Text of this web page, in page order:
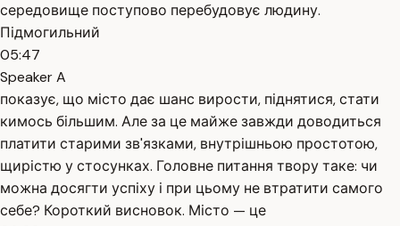
середовище поступово перебудовує людину.
Підмогильний
05:47
Speaker A
показує, що місто дає шанс вирости, піднятися, стати
кимось більшим. Але за це майже завжди доводиться
платити старими зв'язками, внутрішньою простотою,
щирістю у стосунках. Головне питання твору таке: чи
можна досягти успіху і при цьому не втратити самого
себе? Короткий висновок. Місто — це